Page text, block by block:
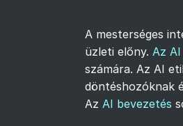
A mesterséges
üzleti előny. Az
számára. Az AI
döntéshozóknak
Az AI bevezetés